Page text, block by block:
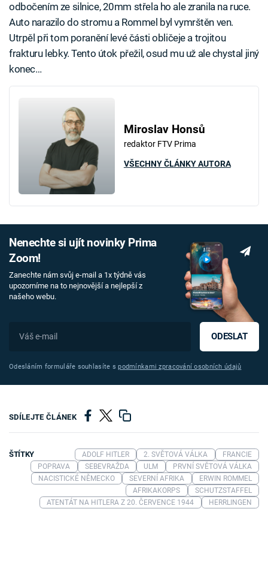
odbočením ze silnice, 20mm střela ho ale zranila na ruce.
Auto narazilo do stromu a Rommel byl vymrštěn ven.
Utrpěl při tom poranění levé části obličeje a trojitou
frakturu lebky. Tento útok přežil, osud mu už ale chystal jiný
konec…
Miroslav Honsů
redaktor FTV Prima
VŠECHNY ČLÁNKY AUTORA
Nenechte si ujít novinky Prima
Zoom!
Zanechte nám svůj e-mail a 1x týdně vás
upozorníme na to nejnovější a nejlepší z
našeho webu.
ODESLAT
Odesláním formuláře souhlasíte spodmínkami zpracování osobních údajů
SDÍLEJTE ČLÁNEK
ŠTÍTKY ADOLF HITLER 2. SVĚTOVÁ VÁLKA
FRANCIE
POPRAVA
SEBEVRAŽDA ULM
PRVNÍ SVĚTOVÁ VÁLKA
NACISTICKÉ NĚMECKO
SEVERNÍ AFRIKA
ERWIN ROMMEL
AFRIKAKORPS
SCHUTZSTAFFEL
ATENTÁT NA HITLERA Z 20. ČERVENCE 1944
HERRLINGEN